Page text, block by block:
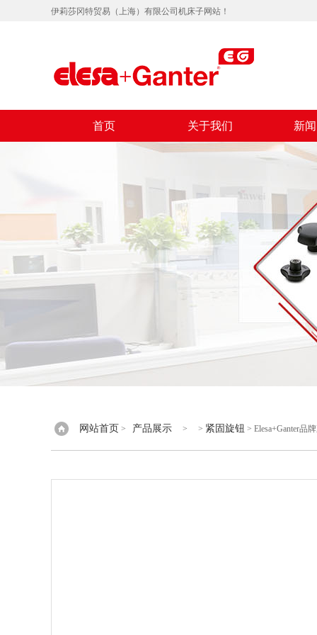
伊莉莎冈特贸易（上海）有限公司机床子网站！
首页 关于我们 新
网站首页 > 产品展示 > > 紧固旋钮 > Elesa+Ganter品